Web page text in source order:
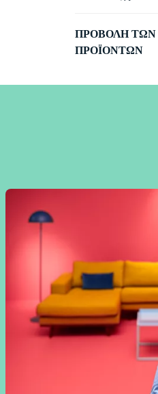
ΠΡΟΒΟΛΉ
ΠΡΟΪΌΝΤΩΝ